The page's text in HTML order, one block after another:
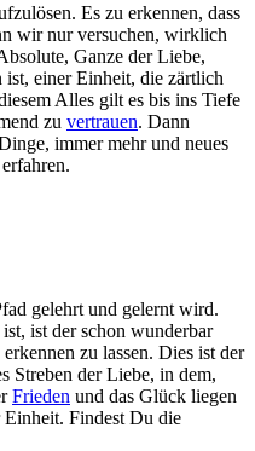
Es zu erkennen, dass
wir nur versuchen, wirklich
Ganze der Liebe,
einer Einheit, die zärtlich
Alles gilt es bis ins Tiefe
zu vertrauen. Dann
immer mehr und neues
gelehrt und gelernt wird.
ist, ist der schon wunderbar
zu lassen. Dies ist der
Streben der Liebe, in dem,
Frieden und das Glück liegen
Findest Du die